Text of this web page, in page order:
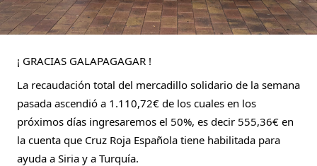
¡ GRACIAS GALAPAGAGAR !
La recaudación total del mercadillo solidario de la semana
pasada ascendió a 1.110,72€ de los cuales en los
próximos días ingresaremos el 50%, es decir 555,36€ en
la cuenta que Cruz Roja Española tiene habilitada para
ayuda a Siria y a Turquía.